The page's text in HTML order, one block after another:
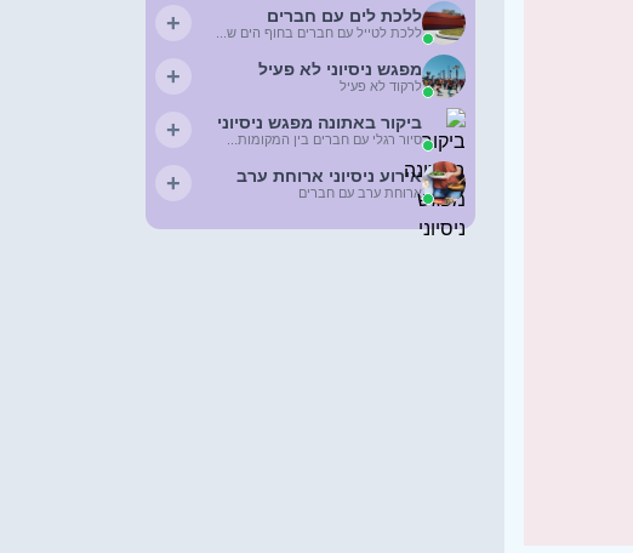
ללכת לים עם חברים
ללכת לטייל עם חברים בחוף הים ש... +
מפגש ניסיוני לא פעיל
לרקוד לא פעיל +
ביקור באתונה מפגש ניסיוני
סיור רגלי עם חברים בין המקומות... +
אירוע ניסיוני ארוחת ערב
ארוחת ערב עם חברים +